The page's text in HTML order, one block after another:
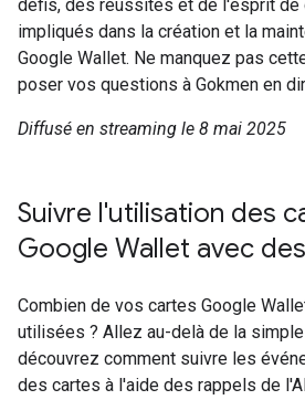
défis, des réussites et de l'esprit de
impliqués dans la création et la
Google Wallet. Ne manquez pas
poser vos questions à Gokmen en
Diffusé en streaming le 8 mai 2025
Suivre l'utilisation des
Google Wallet avec
Combien de vos cartes Google
utilisées ? Allez au-delà de la
découvrez comment suivre les
des cartes à l'aide des rappels de